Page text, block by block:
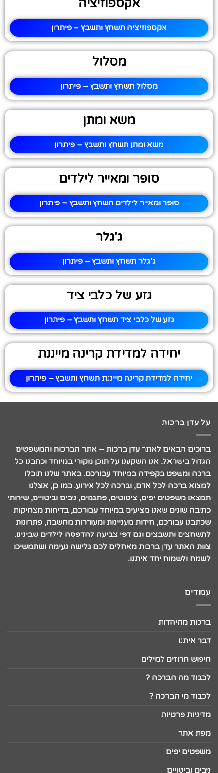
אקספוזיציה
אקספוזיציה תשחץ ותשבץ – פיתרון
מסלול
מסלול תשחץ ותשבץ – פיתרון
משא ומתן
משא ומתן תשחץ ותשבץ – פיתרון
סופר ומאייר לילדים
סופר ומאייר לילדים תשחץ ותשבץ – פיתרון
ג'גלר
ג'גלר תשחץ ותשבץ – פיתרון
גזע של כלבי ציד
גזע של כלבי ציד תשחץ ותשבץ – פיתרון
יחידה למדידת קרינה מייננת
יחידה למדידת קרינה מייננת תשחץ ותשבץ – פיתרון
על עדן ברכות
ברוכים הבאים לאתר עדן ברכות – אתר הברכות והמשפטים
הגדול בישראל. אנו השקענו על תוכן מקורי במיוחד וכתבנו כל
ברכה ומשפט בקפידה במיוחד עבורכם. באתר שלנו תוכלו
למצוא ברכה לכל אדם, וברכה לכל אירוע. כמו כן, אצלנו
תמצאו משפטים יפים, ציטוטים, פתגמים, ניבים וביטויים, שירותי
כתיבה שונים שאנו מציעים במיוחד עבורכם, בדיחות מצחיקות
שכתבנו עבורכם, חידות מעניינות ומעוררות מחשבה, פתרונות
לתשחצים ותשבצים וגם דפי צביעה להדפסה לילדים שבינינו.
צוות האתר עדן ברכות מאחלים לכם גלישה נעימה ושתמשיכו
לשמח ולשמוח יחד איתנו.
עמודים
ברכות מהיהדות
דבר איתנו
חיפוש חרוזים למילים
לכבוד מה הברכה ?
לכבוד מי הברכה ?
מדיניות פרטיות
מפת אתר
משפטים יפים
ניבים וביטויים